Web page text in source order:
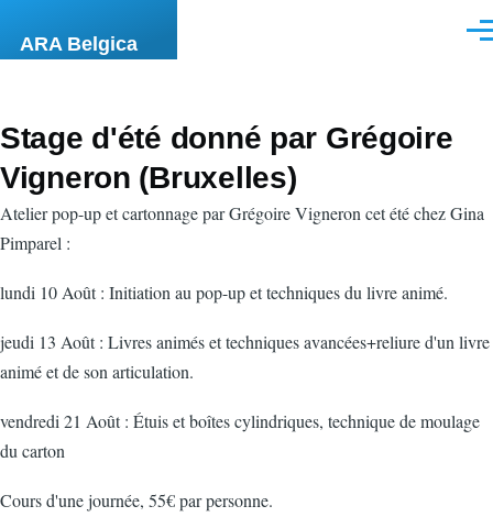
ARA Belgica
Stage d'été donné par Grégoire
Vigneron (Bruxelles)
Atelier pop-up et cartonnage par Grégoire Vigneron cet été chez Gina
Pimparel :
lundi 10 Août : Initiation au pop-up et techniques du livre animé.
jeudi 13 Août : Livres animés et techniques avancées+reliure d'un livre
animé et de son articulation.
vendredi 21 Août : Étuis et boîtes cylindriques, technique de moulage
du carton
Cours d'une journée, 55€ par personne.